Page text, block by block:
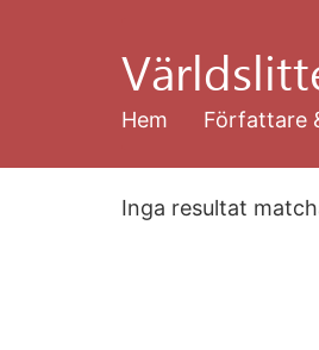
huvudinnehåll
Hem
Författare
Inga resultat